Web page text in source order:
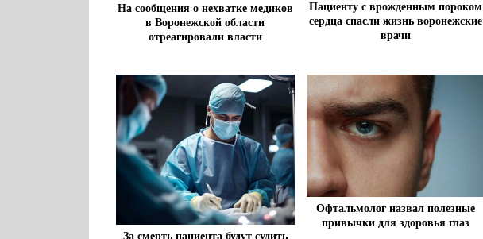
На сообщения о нехватке медиков
в Воронежской области
отреагировали власти
Пациенту с врожденным пороком
сердца спасли жизнь воронежские
врачи
За смерть пациента будут судить
Офтальмолог назвал полезные
привычки для здоровья глаз